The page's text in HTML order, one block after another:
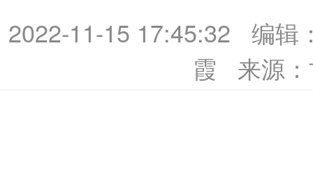
2022-11-15 17:45:32
编辑
霞
来源